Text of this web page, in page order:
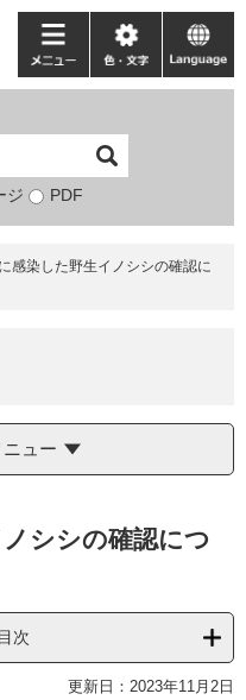
ジ PDF
メ
ニ
ー
色・
文
language
感染した野生イノシシの確認に
ュー
シシの確認につ
次
更新日：2023年11月2日